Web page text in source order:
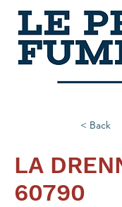
< Back
LA
60790